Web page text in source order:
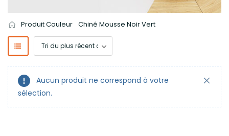
Produit Couleur Chiné Mousse Noir Vert
Aucun produit ne correspond à votre
sélection.